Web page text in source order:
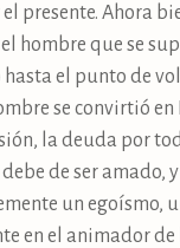
presente. Ahora
hombre que se
el punto de
se convirtió
la deuda por
de ser amado,
un egoísmo,
en el animador